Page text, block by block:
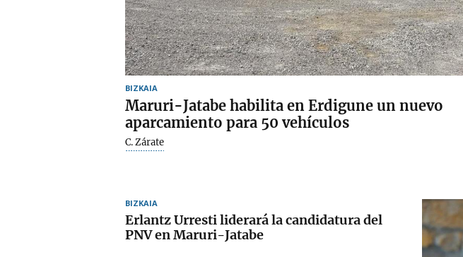
BIZKAIA
Maruri-Jatabe habilita en Erdigune un nuevo
aparcamiento para 50 vehículos
C. Zárate
BIZKAIA
Erlantz Urresti liderará la candidatura del
PNV en Maruri-Jatabe